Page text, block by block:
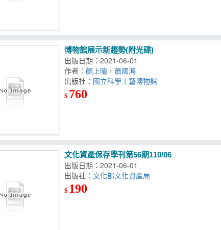
博物館展示新趨勢(附光碟)
出版日期：2021-06-01
作者：顏上晴 ，蕭國鴻
出版社：
$ 760
文化資產保存學刊第56期110/06
出版日期：2021-06-01
出版社：
$ 190